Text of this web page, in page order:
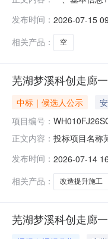
2.租赁费底价
发布时间： 2026-07-15
相关产品：
空
芜湖梦溪科创走廊
中标｜候选人公示
项目编号：
正文内容： 投标项目名称
标代理机构名
发布时间： 2026-07-14
相关产品：
改造提升施工
芜湖梦溪科创走廊